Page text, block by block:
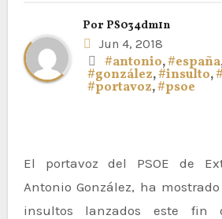
Por PS034dm1n
Jun 4, 2018
#antonio,#españa
#gonzález,#insulto,
#portavoz,#psoe
El portavoz del PSOE de Extremadura, Juan
Antonio González, ha
insultos lanzados este fin